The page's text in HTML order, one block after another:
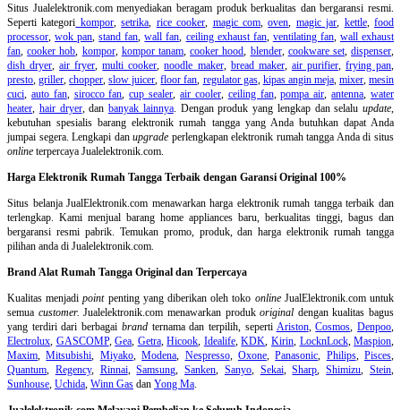
Situs Jualelektronik.com menyediakan beragam produk berkualitas dan bergaransi resmi.
Seperti kategori kompor,setrika rice cooker magic com,oven magic jar kettle,food
processor ,wok pan ,stand fan ,wall fan ceiling exhaust fan, ventilating fan, wall exhaust
fan ,cooker hob kompor, kompor tanam,cooker hood blender, cookware set,dispenser
dish dryer ,air fryer ,multi cooker ,noodle maker, bread maker, air purifier, frying pan
presto ,griller ,chopper ,slow juicer ,floor fan regulator gas, kipas angin meja, mixer,mesin
cuci auto fan, sirocco fan ,cup sealer ,air cooler, ceiling fan,pompa air ,antenna ,water
heater hair dryer, dan banyak lainnya. Dengan produk yang lengkap dan selalu update
kebutuhan spesialis barang elektronik rumah tangga yang Anda butuhkan dapat Anda
jumpai segera. Lengkapi danupgrade perlengkapan elektronik rumah tangga Anda di situs
online terpercaya Jualelektronik.com.
Harga Elektronik Rumah Tangga Terbaik dengan Garansi Original 100%
Situs belanjaJualElektronik.com menawarkan harga elektronik rumah tangga terbaik dan
terlengkap. Kami menjual barang home appliances baru, berkualitas tinggi, bagus dan
bergaransi resmi pabrik. Temukan promo, produk, dan harga elektronik rumah tangga
pilihan anda di Jualelektronik.com.
Brand Alat Rumah Tangga Original dan Terpercaya
Kualitas menjadipointpenting yang diberikan oleh toko onlineJualElektronik.com untuk
semua customer. Jualelektronik.com menawarkan produkoriginal dengan kualitas bagus
yang terdiri dari berbagai brandternama dan terpilih, seperti Ariston,Cosmos ,Denpoo
Electrolux GASCOMP,Gea Getra,Hicook Idealife,KDK Kirin, LocknLock,Maspion
Maxim ,Mitsubishi Miyako,Modena Nespresso, Oxone,Panasonic Philips, Pisces
Quantum
Regency, Rinnai,Samsung ,Sanken Sanyo, Sekai,Sharp ,Shimizu ,Stein
Sunhouse Uchida Winn Gas dan Yong Ma